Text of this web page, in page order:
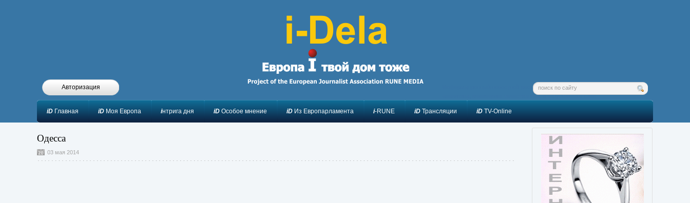
Информационный новостной ресурс: новости, комментарии, интересная
аналитика, мониторинг течественных и зарубежныхо СМИ.
Авторизация
iD Главная iD Моя Европа iнтрига дня iD Особое мнение iD Из Европарламента i-RUNE iD Трансляции iD TV-Online
Одесса
03 мая 2014